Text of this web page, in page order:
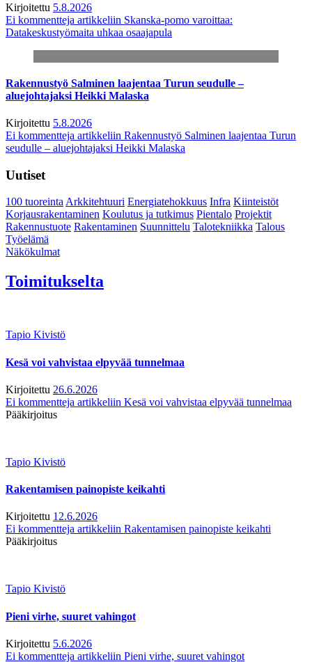
Kirjoitettu 5.8.2026
Ei kommentteja artikkeliin Skanska-pomo varoittaa:
Datakeskustyömaita uhkaa osaajapula
Rakennustyö Salminen laajentaa Turun seudulle –
aluejohtajaksi Heikki Malaska
Kirjoitettu 5.8.2026
Ei kommentteja artikkeliin Rakennustyö Salminen laajentaa Turun
seudulle – aluejohtajaksi Heikki Malaska
Uutiset
100 tuoreintaArkkitehtuuri Energiatehokkuus Infra Kiinteistöt
Korjausrakentaminen Koulutus ja tutkimus Pientalo Projektit
Rakennustuote Rakentaminen Suunnittelu Talotekniikka Talous
Työelämä
Näkökulmat
Toimitukselta
Tapio Kivistö
Kesä voi vahvistaa elpyvää tunnelmaa
Kirjoitettu 26.6.2026
Ei kommentteja artikkeliin Kesä voi vahvistaa elpyvää tunnelmaa
Pääkirjoitus
Tapio Kivistö
Rakentamisen painopiste keikahti
Kirjoitettu 12.6.2026
Ei kommentteja artikkeliin Rakentamisen painopiste keikahti
Pääkirjoitus
Tapio Kivistö
Pieni virhe, suuret vahingot
Kirjoitettu 5.6.2026
Ei kommentteja artikkeliin Pieni virhe, suuret vahingot